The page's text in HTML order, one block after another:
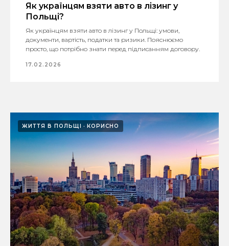
Як українцям взяти авто в лізинг у
Польщі?
Як українцям взяти авто в лізинг у Польщі: умови,
документи, вартість, податки та ризики. Пояснюємо
просто, що потрібно знати перед підписанням договору.
17.02.2026
ЖИТТЯ В ПОЛЬЩІ КОРИСНО